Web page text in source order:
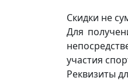
Скидки не
Для
участия
Реквизиты